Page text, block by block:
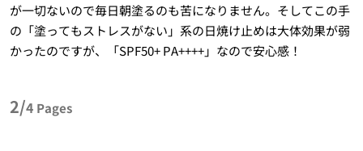
が一切ないので毎日朝塗るのも苦になりません。そしてこの手
の「塗ってもストレスがない」系の日焼け止めは大体効果が弱
かったのですが、「SPF50+ PA++++」なので安心感！
2/4 Pages